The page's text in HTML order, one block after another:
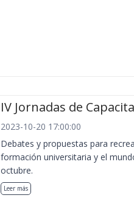
IV Jornadas de
2023-10-20 17:00:00
Debates y propuestas para
formación universitaria y el
octubre.
Leer más